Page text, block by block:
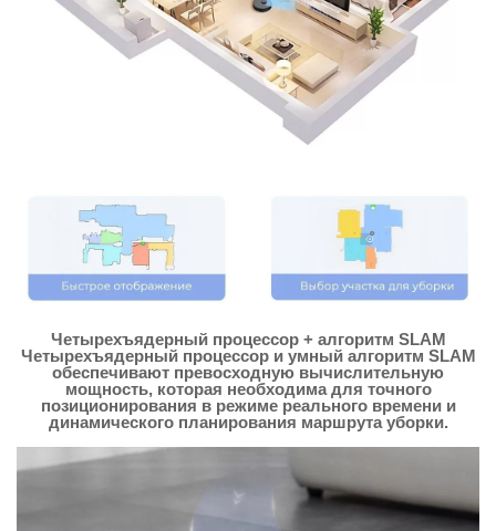
Четырехъядерный процессор + алгоритм SLAM
Четырехъядерный процессор и умный алгоритм SLAM
обеспечивают превосходную вычислительную
мощность, которая необходима для точного
позиционирования в режиме реального времени и
динамического планирования маршрута уборки.